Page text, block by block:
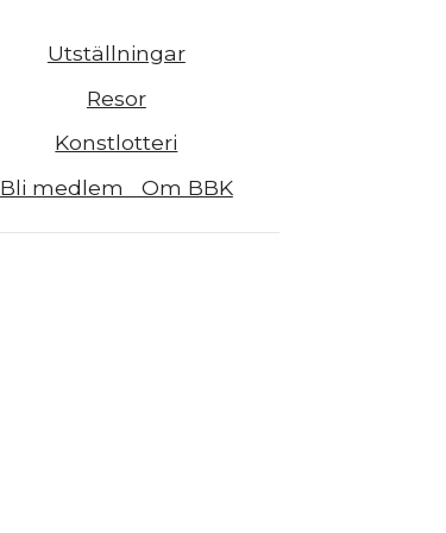
Utställningar
Resor
Konstlotteri
Bli medlem Om BBK